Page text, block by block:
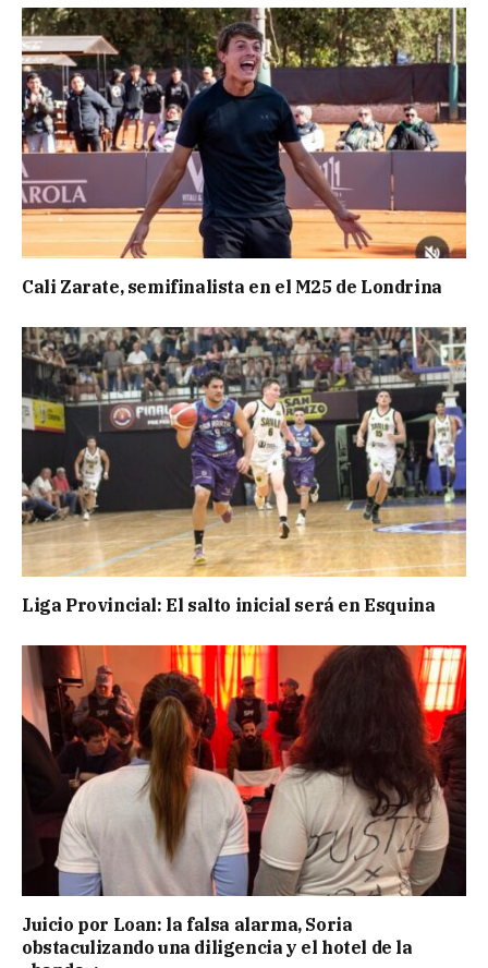
Cali Zarate, semifinalista en el M25 de Londrina
Liga Provincial: El salto inicial será en Esquina
Juicio por Loan: la falsa alarma, Soria
obstaculizando una diligencia y el hotel de la